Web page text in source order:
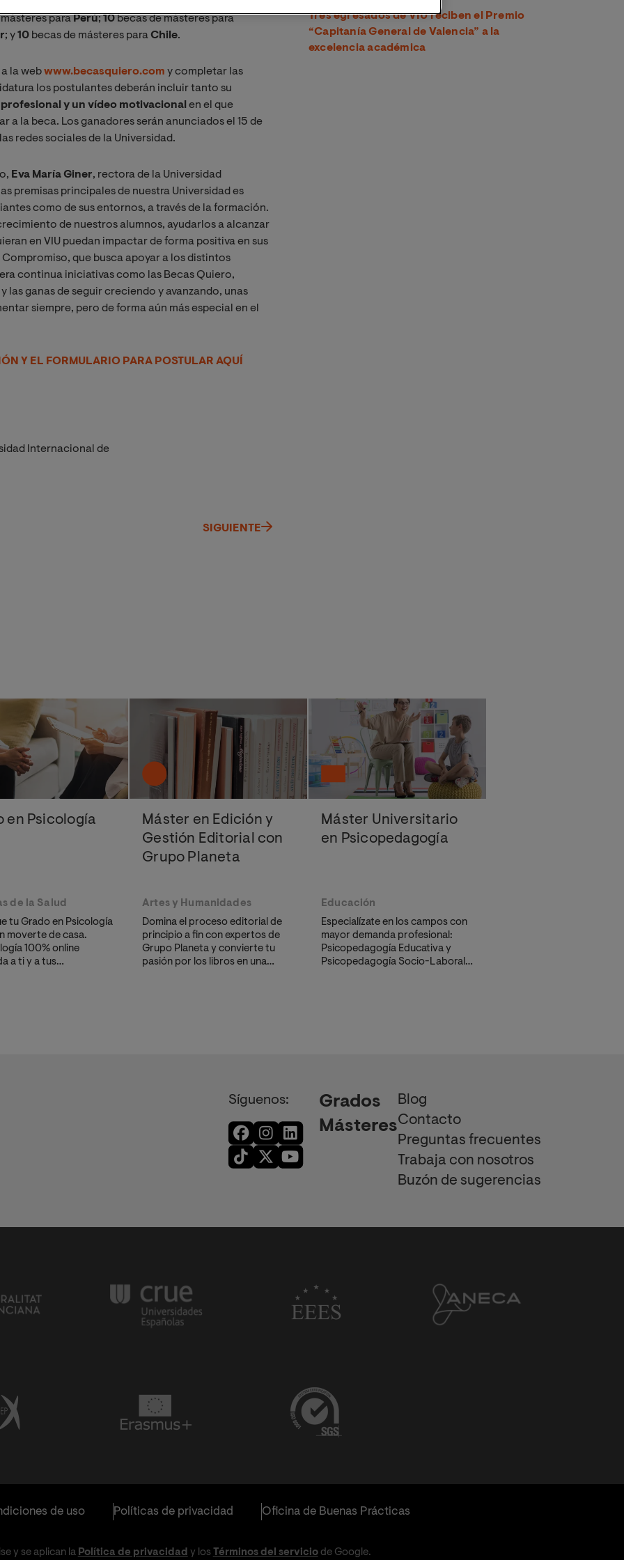
de la siguiente manera
para Perú; 10 becas de másteres para
; y10 becas de másteres paraChile.
la webwww.becasquiero.com y completar las
los postulantes deberán incluir tanto su
y un vídeo motivacionalen el que
a la beca. Los ganadores serán anunciados el 15 de
redes sociales de la Universidad.
Eva María Giner, rectora de la Universidad
premisas principales de nuestra Universidad es
como de sus entornos, a través de la formación.
de nuestros alumnos, ayudarlos a alcanzar
en VIU puedan impactar de forma positiva en sus
que busca apoyar a los distintos
continua iniciativas como las Becas Quiero,
ganas de seguir creciendo y avanzando, unas
siempre, pero de forma aún más especial en el
Y EL FORMULARIO PARA POSTULAR AQUÍ
Internacional de
SIGUIENTE
Tres egresados de VIU reciben el Premio
“Capitanía General de Valencia” a la
excelencia académica
en Psicología
de la Salud
tu Grado en Psicología
moverte de casa.
100% online
a ti y a tus
Máster en Edición y
Gestión Editorial con
Grupo Planeta
Artes y Humanidades
Domina el proceso editorial de
principio a fin con expertos de
Grupo Planeta y convierte tu
pasión por los libros en una
Máster Universitario
en Psicopedagogía
Educación
Especialízate en los campos con
mayor demanda profesional:
Psicopedagogía Educativa y
Psicopedagogía Socio-Laboral.
Síguenos:
Grados
Másteres
Blog
Contacto
Preguntas frecuentes
Trabaja con nosotros
Buzón de sugerencias
de uso Políticas de privacidad Oficina de Buenas Prácticas
y se aplican la Política de privacidad y los Términos del serviciode Google.